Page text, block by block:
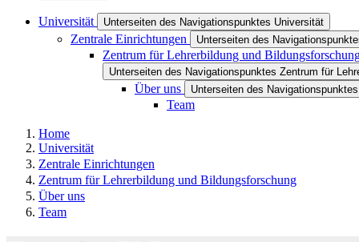
Universität Unterseiten des Navigationspunktes Universität
Zentrale Einrichtungen Unterseiten des
Zentrum für Lehrerbildung und
Unterseiten des Navigationspunktes Zentrum für
Über uns Unterseiten des
Team
Home
Universität
Zentrale Einrichtungen
Zentrum für Lehrerbildung und Bildungsforschung
Über uns
Team